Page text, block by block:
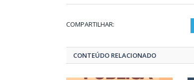
COMPARTILHAR:
CONTEÚDO RELACIONADO